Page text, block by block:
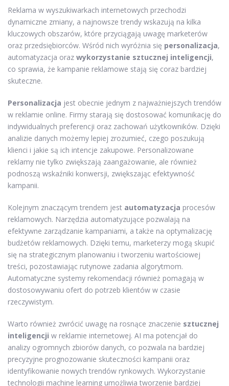
Reklama w wyszukiwarkach internetowych przechodzi
dynamiczne zmiany, a najnowsze trendy wskazują na kilka
kluczowych obszarów, które przyciągają uwagę marketerów
oraz przedsiębiorców. Wśród nich wyróżnia się personalizacja,
automatyzacja oraz wykorzystanie sztucznej inteligencji,
co sprawia, że kampanie reklamowe stają się coraz bardziej
skuteczne.
Personalizacja jest obecnie jednym z najważniejszych trendów
w reklamie online. Firmy starają się dostosować komunikację do
indywidualnych preferencji oraz zachowań użytkowników. Dzięki
analizie danych możemy lepiej zrozumieć, czego poszukują
klienci i jakie są ich intencje zakupowe. Personalizowane
reklamy nie tylko zwiększają zaangażowanie, ale również
podnoszą wskaźniki konwersji, zwiększając efektywność
kampanii.
Kolejnym znaczącym trendem jest automatyzacja procesów
reklamowych. Narzędzia automatyzujące pozwalają na
efektywne zarządzanie kampaniami, a także na optymalizację
budżetów reklamowych. Dzięki temu, marketerzy mogą skupić
się na strategicznym planowaniu i tworzeniu wartościowej
treści, pozostawiając rutynowe zadania algorytmom.
Automatyczne systemy rekomendacji również pomagają w
dostosowywaniu ofert do potrzeb klientów w czasie
rzeczywistym.
Warto również zwrócić uwagę na rosnące znaczenie sztucznej
inteligencji w reklamie internetowej. AI ma potencjał do
analizy ogromnych zbiorów danych, co pozwala na bardziej
precyzyjne prognozowanie skuteczności kampanii oraz
identyfikowanie nowych trendów rynkowych. Wykorzystanie
technologii machine learning umożliwia tworzenie bardziej